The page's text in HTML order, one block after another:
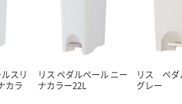
スリ
ラ
リス ペダルペール ニー
ナカラー22L
リス ペ
グレー